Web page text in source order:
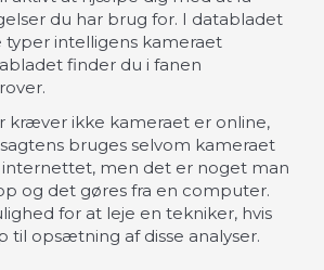
du har brug for. I databladet
typer intelligens kameraet
finder du i fanen
kræver ikke kameraet er online,
bruges selvom kameraet
men det er noget man
og det gøres fra en computer.
for at leje en tekniker, hvis
til opsætning af disse analyser.